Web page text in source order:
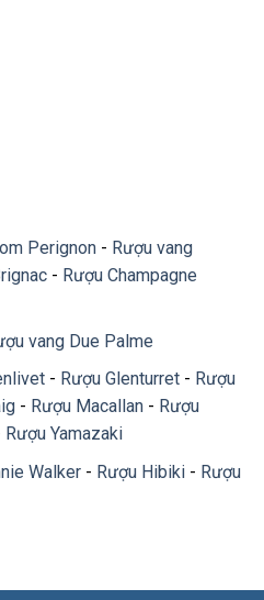
Perignon- Rượu vang
- Rượu Champagne
vang Due Palme
- Rượu Glenturret- Rượu
- Rượu Macallan- Rượu
Rượu Yamazaki
Walker- Rượu Hibiki- Rượu